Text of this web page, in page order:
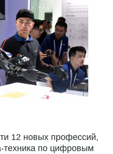
12 новых профессий,
техника по цифровым